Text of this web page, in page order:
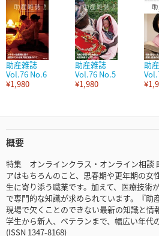
助産雑誌
Vol.76 No.6
¥1,980
助産雑誌
Vol.76 No.5
¥1,980
助
概要
特集 オンラインクラス・オンライン相談
アはもちろんのこと、思春期や更年期の女
生に寄り添う職業です。加えて、医療技術
で専門的な知識が求められています。『助
現場で欠くことのできない最新の知識と情
学生から新人、ベテランまで、幅広い年代
(ISSN 1347-8168)